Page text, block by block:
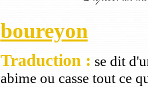
boureyon
Traduction : se dit
abime ou casse tout ce